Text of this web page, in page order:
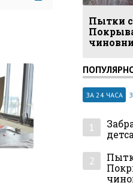
Пытки
ЗА 24 ЧАСА
1
2